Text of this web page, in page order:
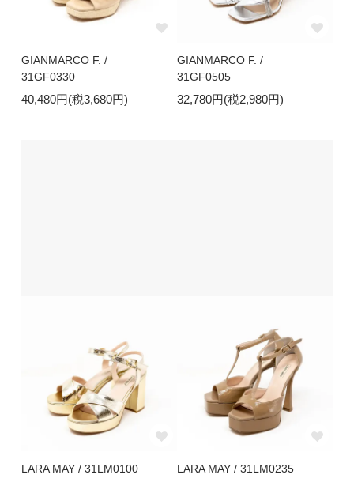
GIANMARCO F. /
31GF0330
40,480円(税3,680円)
GIANMARCO F. /
31GF0505
32,780円(税2,980円)
LARA MAY / 31LM0100 LARA MAY / 31LM0235